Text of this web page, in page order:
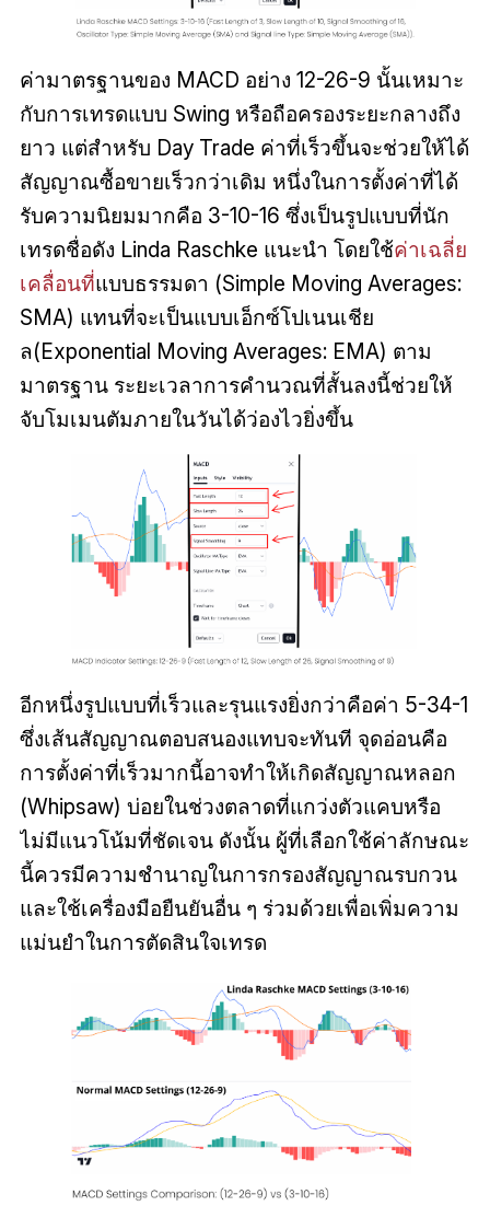
ค่ามาตรฐานของ MACD อย่าง 12-26-9 นั้นเหมาะ
กับการเทรดแบบ Swing หรือถือครองระยะกลางถึง
ยาว แต่สำหรับ Day Trade ค่าที่เร็วขึ้นจะช่วยให้ได้
สัญญาณซื้อขายเร็วกว่าเดิม หนึ่งในการตั้งค่าที่ได้
รับความนิยมมากคือ 3-10-16 ซึ่งเป็นรูปแบบที่นัก
เทรดชื่อดัง Linda Raschke แนะนำ โดยใช้ค่าเฉลี่ย
เคลื่อนที่แบบธรรมดา (Simple Moving Averages:
SMA) แทนที่จะเป็นแบบเอ็กซ์โปเนนเชีย
ล(Exponential Moving Averages: EMA) ตาม
มาตรฐาน ระยะเวลาการคำนวณที่สั้นลงนี้ช่วยให้
จับโมเมนตัมภายในวันได้ว่องไวยิ่งขึ้น
อีกหนึ่งรูปแบบที่เร็วและรุนแรงยิ่งกว่าคือค่า 5-34-1
ซึ่งเส้นสัญญาณตอบสนองแทบจะทันที จุดอ่อนคือ
การตั้งค่าที่เร็วมากนี้อาจทำให้เกิดสัญญาณหลอก
(Whipsaw) บ่อยในช่วงตลาดที่แกว่งตัวแคบหรือ
ไม่มีแนวโน้มที่ชัดเจน ดังนั้น ผู้ที่เลือกใช้ค่าลักษณะ
นี้ควรมีความชำนาญในการกรองสัญญาณรบกวน
และใช้เครื่องมือยืนยันอื่น ๆ ร่วมด้วยเพื่อเพิ่มความ
แม่นยำในการตัดสินใจเทรด